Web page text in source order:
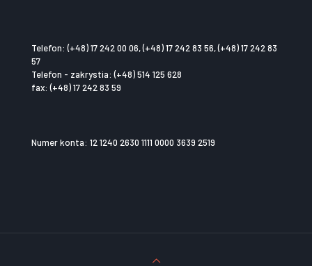
Telefon: (+48) 17 242 00 06, (+48) 17 242 83 56, (+48) 17 242 83
57
Telefon - zakrystia: (+48) 514 125 628
fax: (+48) 17 242 83 59
Numer konta: 12 1240 2630 1111 0000 3639 2519